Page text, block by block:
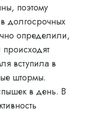
поэтому
долгосрочных
определили,
происходят
вступила в
штормы.
в день. В